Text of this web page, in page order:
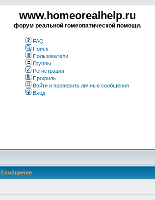
www.homeorealhelp.ru
форум реальной гомеопатической помощи.
FAQ
Поиск
Пользователи
Группы
Регистрация
Профиль
Войти и проверить личные сообщения
Вход
Сообщение